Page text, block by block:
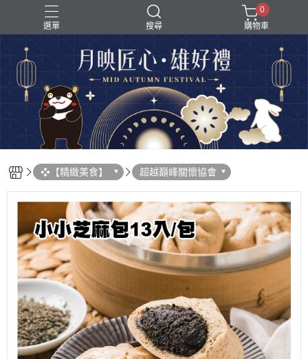
選單 搜尋
0
購物車
❖【精緻美食】 超越巔峰關懷協會